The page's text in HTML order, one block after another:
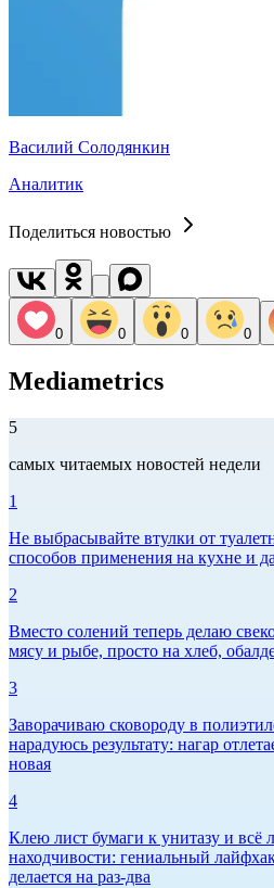
Василий Солодянкин
Аналитик
Поделиться новостью
0 0 0 0
Mediametrics
5
самых читаемых новостей недели
1
Не выбрасывайте втулки от
способов применения на кухне и
2
Вместо солений теперь делаю
мясу и рыбе, просто на хлеб,
3
Заворачиваю сковороду в
нарадуюсь результату: нагар
новая
4
Клею лист бумаги к унитазу и всё
находчивости: гениальный
делается на раз-два